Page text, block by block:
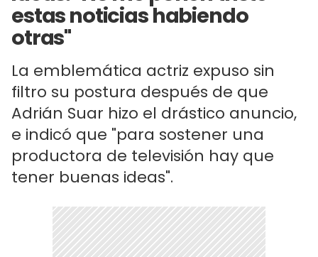
estas noticias habiendo
otras"
La emblemática actriz expuso sin
filtro su postura después de que
Adrián Suar hizo el drástico anuncio,
e indicó que "para sostener una
productora de televisión hay que
tener buenas ideas".